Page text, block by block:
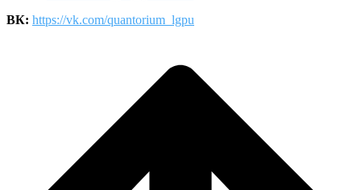
ВК: https://vk.com/quantorium_lgpu